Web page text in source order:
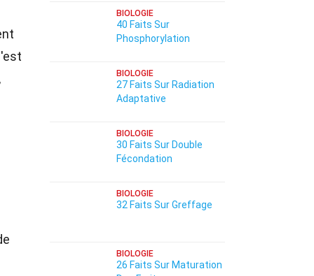
BIOLOGIE
40 Faits Sur
Phosphorylation
BIOLOGIE
27 Faits Sur Radiation
Adaptative
BIOLOGIE
30 Faits Sur Double
Fécondation
BIOLOGIE
32 Faits Sur Greffage
BIOLOGIE
26 Faits Sur Maturation